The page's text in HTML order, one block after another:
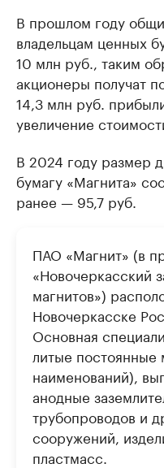
В прошлом году
владельцам ценных
10 млн руб., таким
акционеры получат
14,3 млн руб.
увеличение
В 2024 году размер
бумагу «Магнита»
ранее — 95,7 руб.
ПАО «Магнит» (в
«Новочеркасский
магнитов»)
Новочеркасске
Основная
литые постоянные
наименований),
анодные
трубопроводов и
сооружений,
пластмасс.